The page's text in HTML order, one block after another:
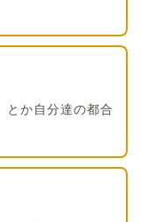
とか自分達の都合